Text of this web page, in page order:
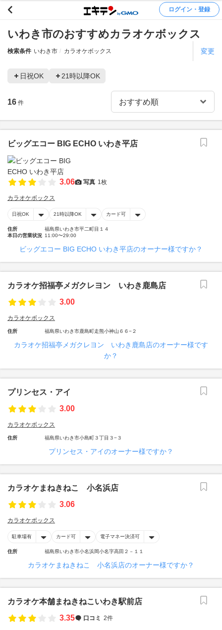
ログイン・登録
いわき市のおすすめカラオケボックス
検索条件 いわき市 カラオケボックス 変更
日祝OK 21時以降OK
16 件
ビッグエコー BIG ECHO いわき平店
3.06 写真 1枚
カラオケボックス
日祝OK 21時以降OK カード可
住所
福島県いわき市平二町目１４
本日の営業状況 11:00〜29:00
ビッグエコー BIG ECHO いわき平店のオーナー様ですか？
カラオケ招福亭メガクレヨン いわき鹿島店
3.00
カラオケボックス
住所 福島県いわき市鹿島町走熊小神山６６−２
カラオケ招福亭メガクレヨン いわき鹿島店のオーナー様です
か？
プリンセス・アイ
3.00
カラオケボックス
住所 福島県いわき市小島町３丁目３−３
プリンセス・アイのオーナー様ですか？
カラオケまねきねこ 小名浜店
3.06
カラオケボックス
駐車場有 カード可 電子マネー決済可
住所 福島県いわき市小名浜岡小名字高田２－１１
カラオケまねきねこ 小名浜店のオーナー様ですか？
カラオケ本舗まねきねこいわき駅前店
3.35
口コミ 2件